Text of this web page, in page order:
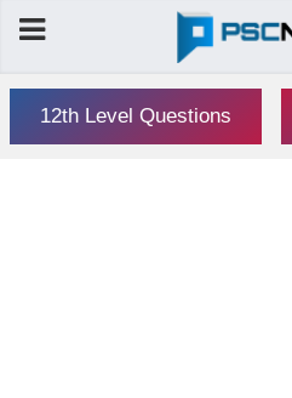
12th Level Questions